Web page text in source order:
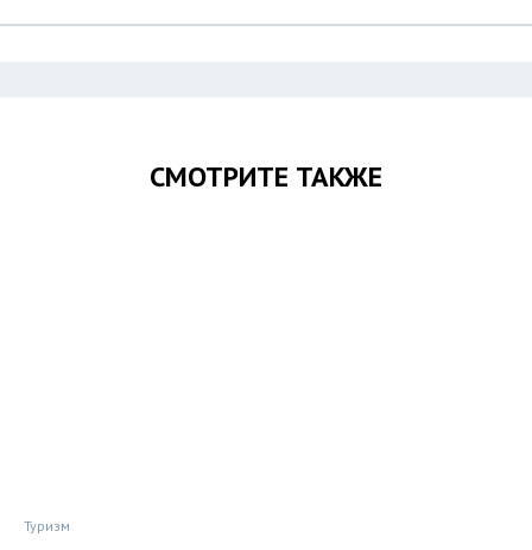
СМОТРИТЕ ТАКЖЕ
Туризм